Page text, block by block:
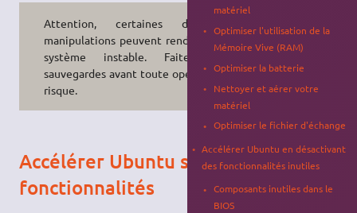
Attention, certaines de ces
manipulations peuvent rendre votre
système instable. Faites des
sauvegardes avant toute opération à
risque.
Accélérer Ubuntu sans retirer de
fonctionnalités
matériel
Optimiser l'utilisation de la
Mémoire Vive (RAM)
Optimiser la batterie
Nettoyer et aérer votre
matériel
Optimiser le fichier d'échange
Accélérer Ubuntu en désactivant
des fonctionnalités inutiles
Composants inutiles dans le
BIOS